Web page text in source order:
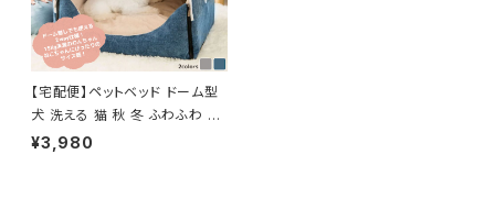
【宅配便】ペットベッド ドーム型
犬 洗える 猫 秋 冬 ふわふわ ／
pets006
¥3,980